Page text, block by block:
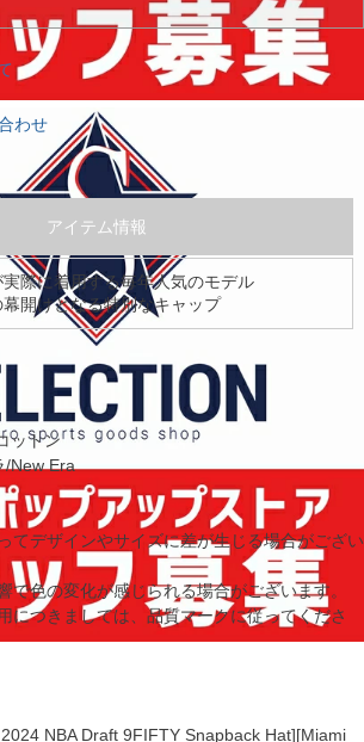
わせ
アイテム情報
実際に着用する毎年人気のモデル
開けとなる特別なキャップ
ットン
/New Era
てデザインやサイズに差が生じる場合がござい
で色の変化が感じられる場合がございます。
につきましては、品質マークに従ってくださ
NBA Draft 9FIFTY Snapback Hat][Miami